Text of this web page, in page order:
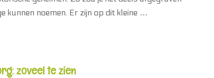
kunnen noemen. Er zijn op dit kleine …
zoveel te zien